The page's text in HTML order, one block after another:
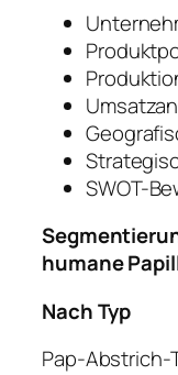
SWOT-
humane
Nach Typ
Pap-Abstrich-